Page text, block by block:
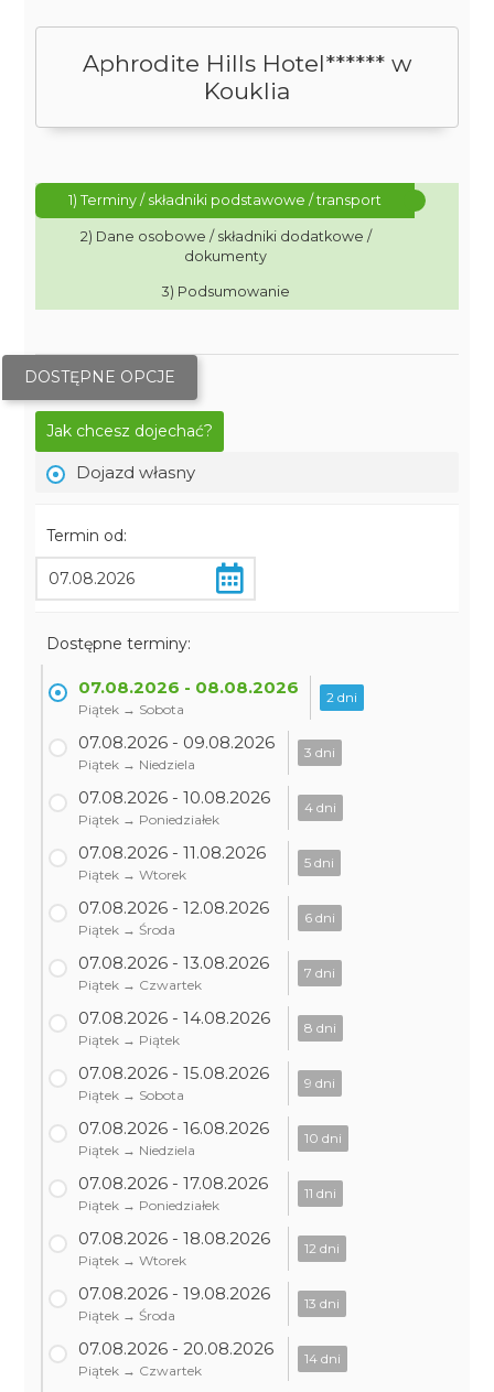
Aphrodite Hills Hotel****** w
Kouklia
1) Terminy / składniki podstawowe / transport
2) Dane osobowe / składniki dodatkowe /
dokumenty
3) Podsumowanie
DOSTĘPNE OPCJE
Jak chcesz dojechać?
Dojazd własny
Termin od:
Dostępne terminy:
07.08.2026 - 08.08.2026
Piątek → Sobota
2 dni
07.08.2026 - 09.08.2026
Piątek → Niedziela
3 dni
07.08.2026 - 10.08.2026
Piątek → Poniedziałek
4 dni
07.08.2026 - 11.08.2026
Piątek → Wtorek
5 dni
07.08.2026 - 12.08.2026
Piątek → Środa
6 dni
07.08.2026 - 13.08.2026
Piątek → Czwartek
7 dni
07.08.2026 - 14.08.2026
Piątek → Piątek
8 dni
07.08.2026 - 15.08.2026
Piątek → Sobota
9 dni
07.08.2026 - 16.08.2026
Piątek → Niedziela
10 dni
07.08.2026 - 17.08.2026
Piątek → Poniedziałek
11 dni
07.08.2026 - 18.08.2026
Piątek → Wtorek
12 dni
07.08.2026 - 19.08.2026
Piątek → Środa
13 dni
07.08.2026 - 20.08.2026
Piątek → Czwartek
14 dni